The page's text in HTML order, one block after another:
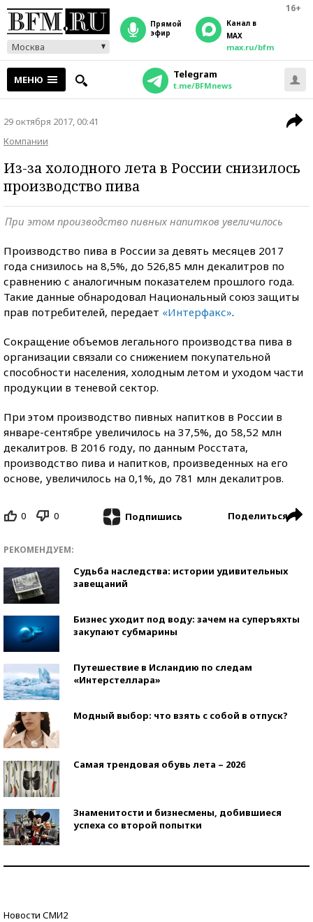
16+
Москва
прямой
эфир
Канал в
MAX
max.ru/bfm
МЕНЮ Telegram
t.me/BFMnews
29 октября 2017, 00:41
Компании
Из-за холодного лета в России снизилось
производство пива
При этом производство пивных напитков увеличилось
Производство пива в России за девять месяцев 2017
года снизилось на 8,5%, до 526,85 млн декалитров по
сравнению с аналогичным показателем прошлого года.
Такие данные обнародовал Национальный союз защиты
прав потребителей, передает «Интерфакс».
Сокращение объемов легального производства пива в
организации связали со снижением покупательной
способности населения, холодным летом и уходом части
продукции в теневой сектор.
При этом производство пивных напитков в России в
январе-сентябре увеличилось на 37,5%, до 58,52 млн
декалитров. В 2016 году, по данным Росстата,
производство пива и напитков, произведенных на его
основе, увеличилось на 0,1%, до 781 млн декалитров.
0 0 Подпишись Поделиться
РЕКОМЕНДУЕМ:
Судьба наследства: истории удивительных
завещаний
Бизнес уходит под воду: зачем на суперъяхты
закупают субмарины
Путешествие в Исландию по следам
«Интерстеллара»
Модный выбор: что взять с собой в отпуск?
Самая трендовая обувь лета – 2026
Знаменитости и бизнесмены, добившиеся
успеха со второй попытки
Новости СМИ2